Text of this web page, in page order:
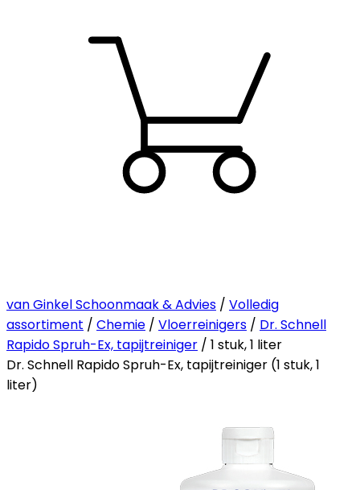
van Ginkel Schoonmaak & Advies / Volledig
assortiment / Chemie / Vloerreinigers / Dr. Schnell
Rapido Spruh-Ex, tapijtreiniger / 1 stuk, 1 liter
Dr. Schnell Rapido Spruh-Ex, tapijtreiniger (1 stuk, 1
liter)